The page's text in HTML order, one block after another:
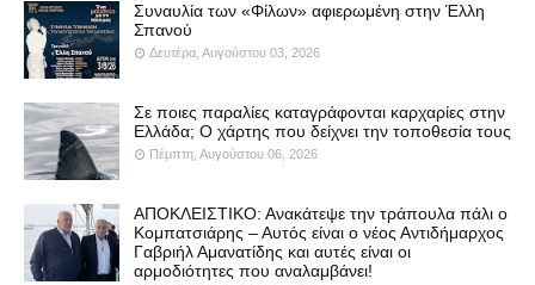
Συναυλία των «Φίλων» αφιερωμένη στην Έλλη
Σπανού
Δευτέρα, Αυγούστου 03, 2026
Σε ποιες παραλίες καταγράφονται καρχαρίες στην
Ελλάδα; Ο χάρτης που δείχνει την τοποθεσία τους
Πέμπτη, Αυγούστου 06, 2026
ΑΠΟΚΛΕΙΣΤΙΚΟ: Ανακάτεψε την τράπουλα πάλι ο
Κομπατσιάρης – Αυτός είναι ο νέος Αντιδήμαρχος
Γαβριήλ Αμανατίδης και αυτές είναι οι
αρμοδιότητες που αναλαμβάνει!